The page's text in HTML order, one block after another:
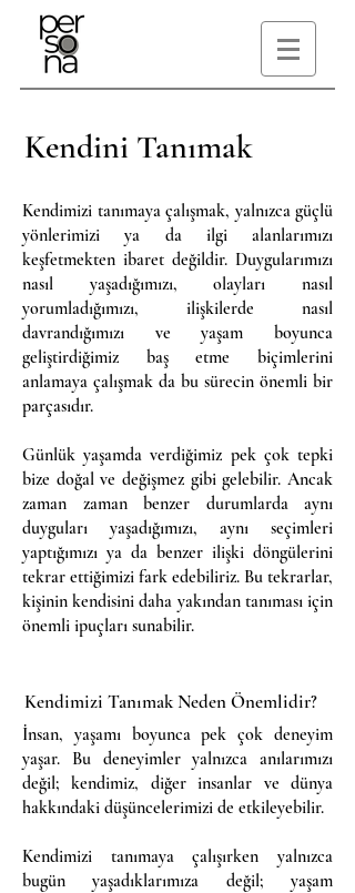
Kendimizi tanımaya çalışmak, yalnızca güçlü
yönlerimizi ya da ilgi alanlarımızı
keşfetmekten ibaret değildir. Duygularımızı
nasıl yaşadığımızı, olayları nasıl
yorumladığımızı, ilişkilerde nasıl
davrandığımızı ve yaşam boyunca
geliştirdiğimiz baş etme biçimlerini
anlamaya çalışmak da bu sürecin önemli bir
parçasıdır.
Günlük yaşamda verdiğimiz pek çok tepki
bize doğal ve değişmez gibi gelebilir. Ancak
zaman zaman benzer durumlarda aynı
duyguları yaşadığımızı, aynı seçimleri
yaptığımızı ya da benzer ilişki döngülerini
tekrar ettiğimizi fark edebiliriz. Bu tekrarlar,
kişinin kendisini daha yakından tanıması için
önemli ipuçları sunabilir.
İnsan, yaşamı boyunca pek çok deneyim
yaşar. Bu deneyimler yalnızca anılarımızı
değil; kendimiz, diğer insanlar ve dünya
hakkındaki düşüncelerimizi de etkileyebilir.
Kendimizi tanımaya çalışırken yalnızca
bugün yaşadıklarımıza değil; yaşam
Kendini Tanımak
Kendimizi Tanımak Neden Önemlidir?